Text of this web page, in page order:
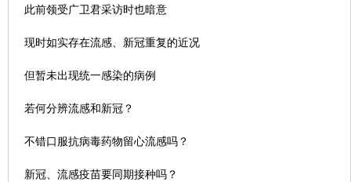
此前领受广卫君采访时也暗意
现时如实存在流感、新冠重复的近况
但暂未出现统一感染的病例
若何分辨流感和新冠？
不错口服抗病毒药物留心流感吗？
新冠、流感疫苗要同期接种吗？